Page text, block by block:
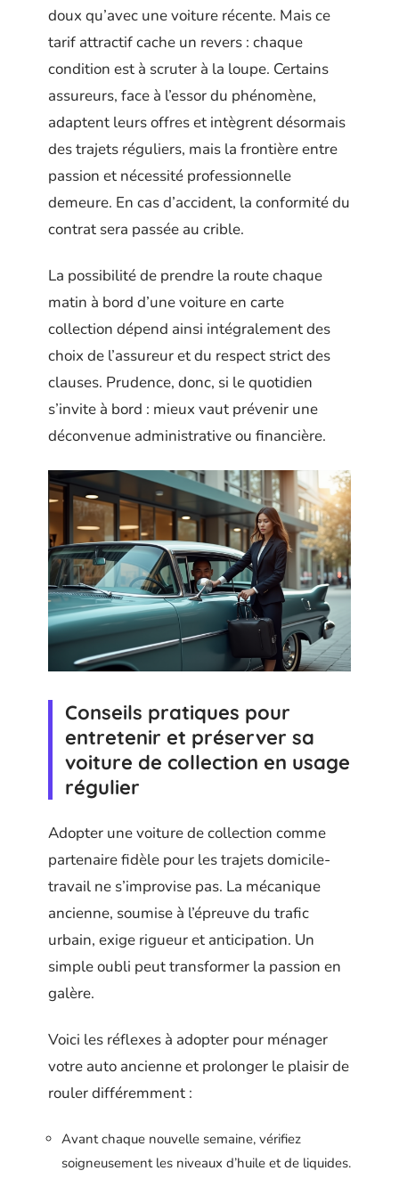
doux qu’avec une voiture récente. Mais ce
tarif attractif cache un revers : chaque
condition est à scruter à la loupe. Certains
assureurs, face à l’essor du phénomène,
adaptent leurs offres et intègrent désormais
des trajets réguliers, mais la frontière entre
passion et nécessité professionnelle
demeure. En cas d’accident, la conformité du
contrat sera passée au crible.
La possibilité de prendre la route chaque
matin à bord d’une voiture en carte
collection dépend ainsi intégralement des
choix de l’assureur et du respect strict des
clauses. Prudence, donc, si le quotidien
s’invite à bord : mieux vaut prévenir une
déconvenue administrative ou financière.
Conseils pratiques pour
entretenir et préserver sa
voiture de collection en usage
régulier
Adopter une voiture de collection comme
partenaire fidèle pour les trajets domicile-
travail ne s’improvise pas. La mécanique
ancienne, soumise à l’épreuve du trafic
urbain, exige rigueur et anticipation. Un
simple oubli peut transformer la passion en
galère.
Voici les réflexes à adopter pour ménager
votre auto ancienne et prolonger le plaisir de
rouler différemment :
Avant chaque nouvelle semaine, vérifiez
soigneusement les niveaux d’huile et de liquides.